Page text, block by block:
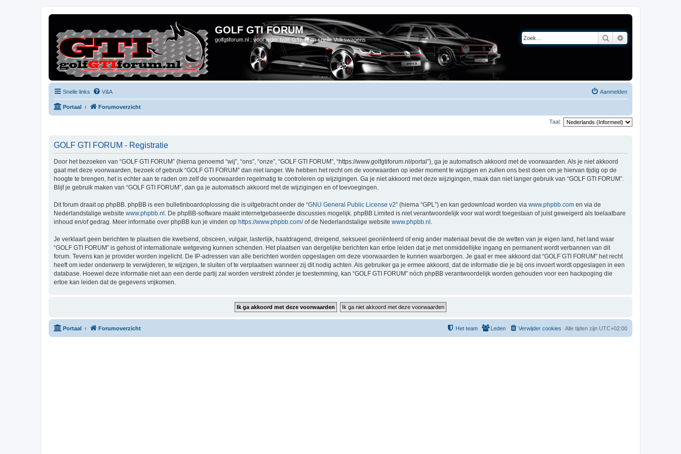
GOLF GTI FORUM
golfgtiforum.nl ; voor ieder type GTI, R en snelle Volkswagens Zoek
Snelle links V&A Aanmelden
Portaal Forumoverzicht
Taal:
GOLF GTI FORUM - Registratie
Door het bezoeken van “GOLF GTI FORUM” (hierna genoemd “wij”, “ons”, “onze”, “GOLF GTI FORUM”, “https://www.golfgtiforum.nl/portal”), ga je automatisch akkoord met de voorwaarden. Als je niet akkoord
gaat met deze voorwaarden, bezoek of gebruik “GOLF GTI FORUM” dan niet langer. We hebben het recht om de voorwaarden op ieder moment te wijzigen en zullen ons best doen om je hiervan tijdig op de
hoogte te brengen, het is echter aan te raden om zelf de voorwaarden regelmatig te controleren op wijzigingen. Ga je niet akkoord met deze wijzigingen, maak dan niet langer gebruik van “GOLF GTI FORUM”.
Blijf je gebruik maken van “GOLF GTI FORUM”, dan ga je automatisch akkoord met de wijzigingen en of toevoegingen.
Dit forum draait op phpBB. phpBB is een bulletinboardoplossing die is uitgebracht onder de “GNU General Public License v2” (hierna “GPL”) en kan gedownload worden via www.phpbb.com en via de
Nederlandstalige website www.phpbb.nl . De phpBB-software maakt internetgebaseerde discussies mogelijk. phpBB Limited is niet verantwoordelijk voor wat wordt toegestaan of juist geweigerd als toelaatbare
inhoud en/of gedrag. Meer informatie over phpBB kun je vinden op https://www.phpbb.com/of de Nederlandstalige website www.phpbb.nl
Je verklaart geen berichten te plaatsen die kwetsend, obsceen, vulgair, lasterlijk, haatdragend, dreigend, seksueel georiënteerd of enig ander materiaal bevat die de wetten van je eigen land, het land waar
“GOLF GTI FORUM” is gehost of internationale wetgeving kunnen schenden. Het plaatsen van dergelijke berichten kan ertoe leiden dat je met onmiddellijke ingang en permanent wordt verbannen van dit
forum. Tevens kan je provider worden ingelicht. De IP-adressen van alle berichten worden opgeslagen om deze voorwaarden te kunnen waarborgen. Je gaat er mee akkoord dat “GOLF GTI FORUM” het recht
heeft om ieder onderwerp te verwijderen, te wijzigen, te sluiten of te verplaatsen wanneer zij dit nodig achten. Als gebruiker ga je ermee akkoord, dat de informatie die je bij ons invoert wordt opgeslagen in een
database. Hoewel deze informatie niet aan een derde partij zal worden verstrekt zónder je toestemming, kan “GOLF GTI FORUM” nóch phpBB verantwoordelijk worden gehouden voor een hackpoging die
ertoe kan leiden dat de gegevens vrijkomen.
Portaal Forumoverzicht Alle tijden zijn UTC+02:00
Verwijder cookies
Leden
Het team